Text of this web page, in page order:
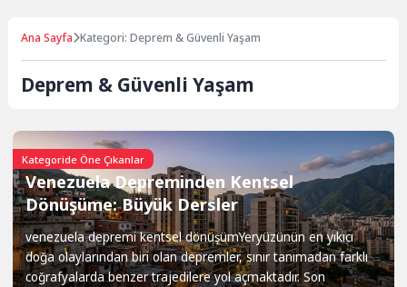
Ana Sayfa Kategori: Deprem & Güvenli Yaşam
Deprem & Güvenli Yaşam
Kategoride Öne Çıkanlar
Venezuela Depreminden Kentsel
Dönüşüme: Büyük Dersler
venezuela depremi kentsel dönüşümYeryüzünün en yıkıcı
doğa olaylarından biri olan depremler, sınır tanımadan farklı
coğrafyalarda benzer trajedilere yol açmaktadır. Son